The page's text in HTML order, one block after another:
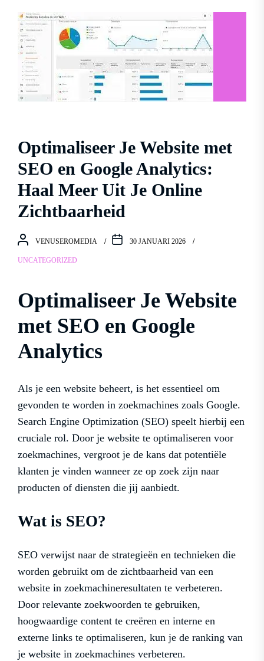
Optimaliseer Je Website met
SEO en Google Analytics:
Haal Meer Uit Je Online
Zichtbaarheid
VENUSEROMEDIA 30 JANUARI 2026
UNCATEGORIZED
Optimaliseer Je Website
met SEO en Google
Analytics
Als je een website beheert, is het essentieel om
gevonden te worden in zoekmachines zoals Google.
Search Engine Optimization (SEO) speelt hierbij een
cruciale rol. Door je website te optimaliseren voor
zoekmachines, vergroot je de kans dat potentiële
klanten je vinden wanneer ze op zoek zijn naar
producten of diensten die jij aanbiedt.
Wat is SEO?
SEO verwijst naar de strategieën en technieken die
worden gebruikt om de zichtbaarheid van een
website in zoekmachineresultaten te verbeteren.
Door relevante zoekwoorden te gebruiken,
hoogwaardige content te creëren en interne en
externe links te optimaliseren, kun je de ranking van
je website in zoekmachines verbeteren.